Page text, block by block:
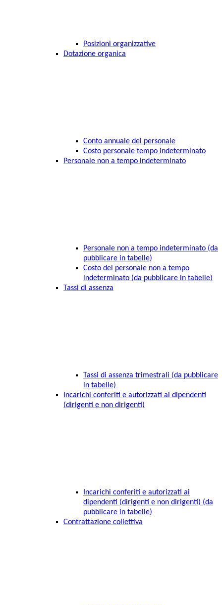
Posizioni organizzative
Dotazione organica
Conto annuale del personale
Costo personale tempo indeterminato
Personale non a tempo indeterminato
Personale non a tempo indeterminato (da
pubblicare in tabelle)
Costo del personale non a tempo
indeterminato (da pubblicare in tabelle)
Tassi di assenza
Tassi di assenza trimestrali (da pubblicare
in tabelle)
Incarichi conferiti e autorizzati ai dipendenti
(dirigenti e non dirigenti)
Incarichi conferiti e autorizzati ai
dipendenti (dirigenti e non dirigenti) (da
pubblicare in tabelle)
Contrattazione collettiva